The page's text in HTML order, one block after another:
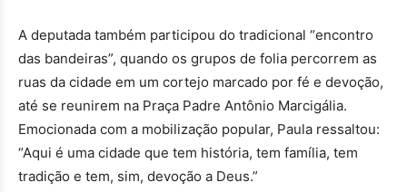
A deputada também participou do tradicional “encontro
das bandeiras”, quando os grupos de folia percorrem as
ruas da cidade em um cortejo marcado por fé e devoção,
até se reunirem na Praça Padre Antônio Marcigália.
Emocionada com a mobilização popular, Paula ressaltou:
“Aqui é uma cidade que tem história, tem família, tem
tradição e tem, sim, devoção a Deus.”